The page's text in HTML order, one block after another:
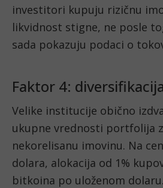
investitori kupuju rizičnu
likvidnost stigne, ne posle
sada pokazuju podaci o
Faktor 4:
Velike institucije obično
ukupne vrednosti portfolija
nekorelisanu imovinu. Na
dolara, alokacija od 1%
bitkoina po uloženom dolaru.